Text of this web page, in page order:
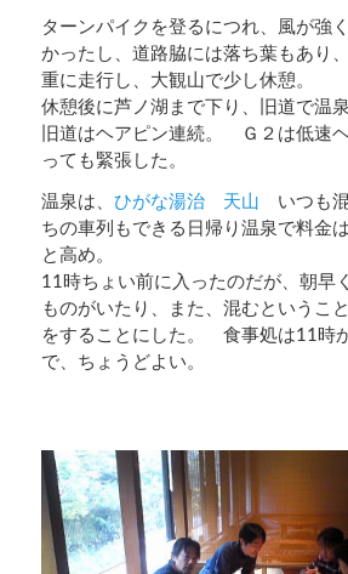
ターンパイクを登るにつれ、風が強
かったし、道路脇には落ち葉もあり
重に走行し、大観山で少し休憩。
休憩後に芦ノ湖まで下り、旧道で温
旧道はヘアピン連続。 Ｇ２は低速
っても緊張した。
温泉は、 ひがな湯治 天山 いつも
ちの車列もできる日帰り温泉で料金
と高め。
11時ちょい前に入ったのだが、朝早
ものがいたり、また、混むというこ
をすることにした。 食事処は11時
で、ちょうどよい。